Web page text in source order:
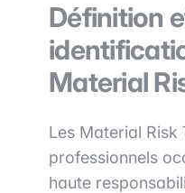
Définition
Material
Les Material Risk
professionnels
haute